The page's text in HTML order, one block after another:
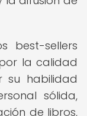
best-sellers
la calidad
su habilidad
sólida,
de libros,